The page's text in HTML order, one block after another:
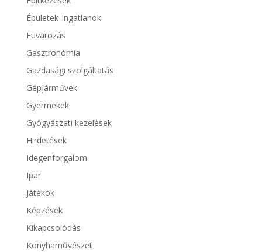
Épületek-Ingatlanok
Fuvarozás
Gasztronómia
Gazdasági szolgáltatás
Gépjárművek
Gyermekek
Gyógyászati kezelések
Hirdetések
Idegenforgalom
Ipar
Játékok
Képzések
Kikapcsolódás
Konyhaművészet